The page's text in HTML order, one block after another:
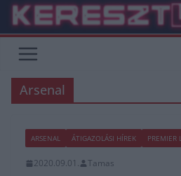
Skip
content
Arsenal
ARSENAL ÁTIGAZOLÁSI HÍREK PREMIER
2020.09.01. Tamas